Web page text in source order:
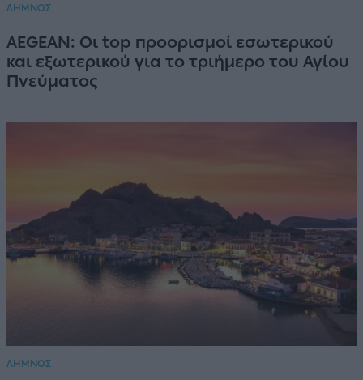
ΛΗΜΝΟΣ
AEGEAN: Οι top προορισμοί εσωτερικού
και εξωτερικού για το τριήμερο του Αγίου
Πνεύματος
ΛΗΜΝΟΣ